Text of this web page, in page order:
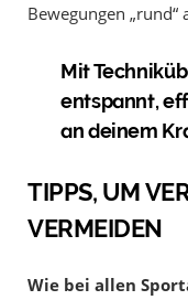
Bewegungen
Mit
entspannt,
an deinem
TIPPS, UM
VERMEIDEN
Wie bei allen